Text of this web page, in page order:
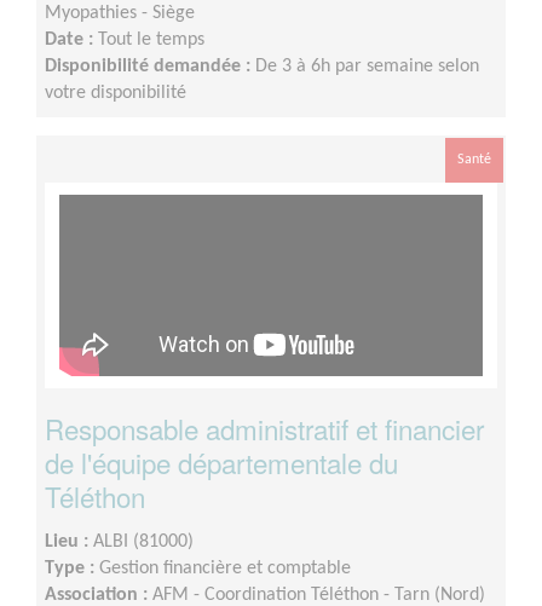
Myopathies - Siège
Date :
Tout le temps
Disponibilité demandée : De 3 à 6h par semaine selon
votre disponibilité
Santé
Responsable administratif et financier
de l'équipe départementale du
Téléthon
Lieu : ALBI (81000)
Type : Gestion financière et comptable
Association : AFM - Coordination Téléthon - Tarn (Nord)